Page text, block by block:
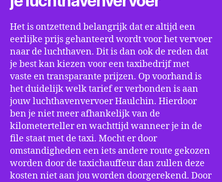
Het is ontzettend belangrijk dat er altijd een
eerlijke prijs gehanteerd wordt voor het vervoer
naar de luchthaven. Dit is dan ook de reden dat
je best kan kiezen voor een taxibedrijf met
vaste en transparante prijzen. Op voorhand is
het duidelijk welk tarief er verbonden is aan
jouw luchthavenvervoer Haulchin. Hierdoor
ben je niet meer afhankelijk van de
kilometerteller en wachttijd wanneer je in de
file staat met de taxi. Mocht er door
omstandigheden een iets andere route gekozen
worden door de taxichauffeur dan zullen deze
kosten niet aan jou worden doorgerekend. Door